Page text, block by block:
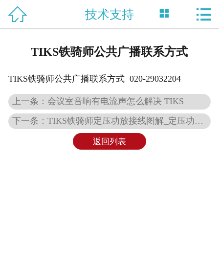
网站首页
技术支持
资质荣誉
 技术支持  
TIKS铁骑师公共广播联系方式
TIKS铁骑师公共广播联系方式 020-29032204
上一条：会议室音响有电流声怎么解决 TIKS
下一条：TIKS铁骑师定压功放接线图解_定压功放最远能传输多少米
返回列表